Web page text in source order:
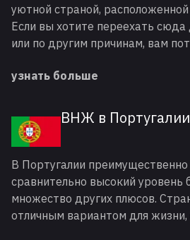
уютной страной,
Если вы хотите переехать
или по другим причинам, вам
Словакии (ВНЖ). Он также
обращайтесь к специалистам
эксперты ответят на все ваши
подготовкой необходимых
узнать больше
ВНЖ в Португалии
В Португалии преимущественно
сравнительно высокий уровень
множество других плюсов.
отличным вариантом для жизни,